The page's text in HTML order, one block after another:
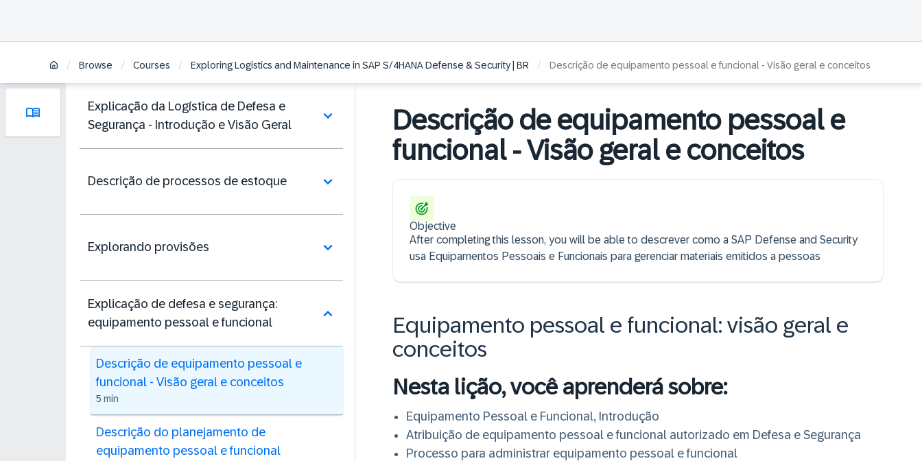
/ Browse / Courses / Exploring Logistics and Maintenance in SAP S/4HANA Defense & Security | BR / Descrição de equipamento pessoal e funcional - Visão geral e conceitos
Explicação da Logística de Defesa e
Segurança - Introdução e Visão Geral
Descrição de processos de estoque
Explorando provisões
Explicação de defesa e segurança:
equipamento pessoal e funcional
Descrição de equipamento pessoal e
funcional - Visão geral e conceitos
5 min
Descrição do planejamento de
equipamento pessoal e funcional
Descrição de equipamento pessoal e
funcional - Visão geral e conceitos
Objective
After completing this lesson, you will be able to descrever como a SAP Defense and Security
usa Equipamentos Pessoais e Funcionais para gerenciar materiais emitidos a pessoas
Equipamento pessoal e funcional: visão geral e
conceitos
Nesta lição, você aprenderá sobre:
Equipamento Pessoal e Funcional, Introdução
Atribuição de equipamento pessoal e funcional autorizado em Defesa e Segurança
Processo para administrar equipamento pessoal e funcional